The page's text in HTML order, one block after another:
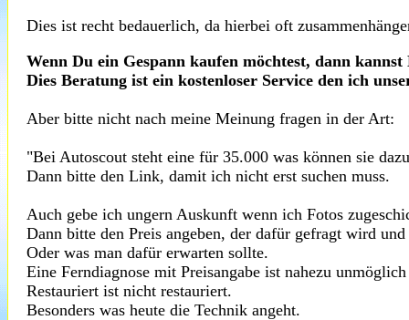
Dies ist recht bedauerlich, da hierbei oft
Wenn Du ein Gespann kaufen möchtest, dann
Dies Beratung ist ein kostenloser Service den ich
Aber bitte nicht nach meine Meinung fragen in der Art:
"Bei Autoscout steht eine für 35.000 was können sie
Dann bitte den Link, damit ich nicht erst suchen muss.
Auch gebe ich ungern Auskunft wenn ich Fotos
Dann bitte den Preis angeben, der dafür gefragt wird
Oder was man dafür erwarten sollte.
Eine Ferndiagnose mit Preisangabe ist nahezu
Restauriert ist nicht restauriert.
Besonders was heute die Technik angeht.